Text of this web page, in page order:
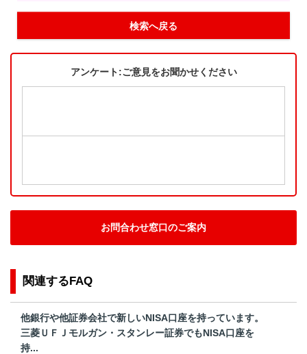
検索へ戻る
アンケート:ご意見をお聞かせください
お問合わせ窓口のご案内
関連するFAQ
他銀行や他証券会社で新しいNISA口座を持っています。
三菱ＵＦＪモルガン・スタンレー証券でもNISA口座を
持...